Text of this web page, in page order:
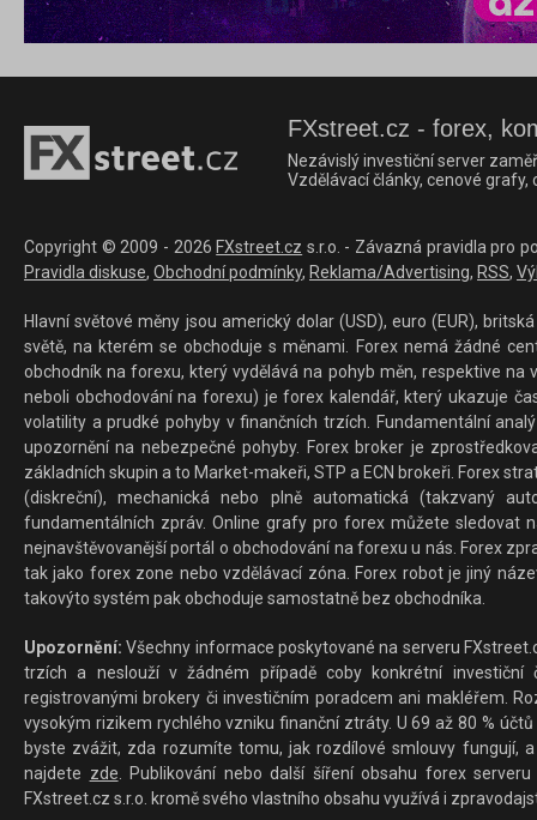
FXstreet.cz - forex,
Nezávislý investiční server
Vzdělávací články, cenové
Copyright © 2009 - 2026 FXstreet.cz s.r.o. - Závazná pravidla pro
Pravidla diskuse, Obchodní podmínky, Reklama/Advertising, RSS,
Hlavní světové měny jsou americký dolar (USD), euro (EUR),
světě, na kterém se obchoduje s měnami. Forex nemá žádné
obchodník na forexu, který vydělává na pohyb měn, respektive
neboli obchodování na forexu) je forex kalendář, který ukazuje
volatility a prudké pohyby v finančních trzích. Fundamentální
upozornění na nebezpečné pohyby. Forex broker je
základních skupin a to Market-makeři, STP a ECN brokeři. Forex
(diskreční), mechanická nebo plně automatická (takzvaný
fundamentálních zpráv. Online grafy pro forex můžete sledovat
nejnavštěvovanější portál o obchodování na forexu u nás. Forex
tak jako forex zone nebo vzdělávací zóna. Forex robot je jiný
takovýto systém pak obchoduje samostatně bez obchodníka.
Upozornění: Všechny informace poskytované na serveru
trzích a neslouží v žádném případě coby konkrétní investiční
registrovanými brokery či investičním poradcem ani makléřem.
vysokým rizikem rychlého vzniku finanční ztráty. U 69 až 80 %
byste zvážit, zda rozumíte tomu, jak rozdílové smlouvy fungují,
najdete zde. Publikování nebo další šíření obsahu forex
FXstreet.cz s.r.o. kromě svého vlastního obsahu využívá i